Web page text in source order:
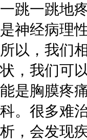
一跳一跳地
是神经病理
所以，我们
状，我们可
能是胸膜疼
科。很多难
析，会发现